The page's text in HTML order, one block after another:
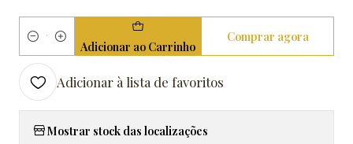
Quantidade Adicionar ao Carrinho
Comprar agora
Adicionar à lista de favoritos
Mostrar stock das localizações